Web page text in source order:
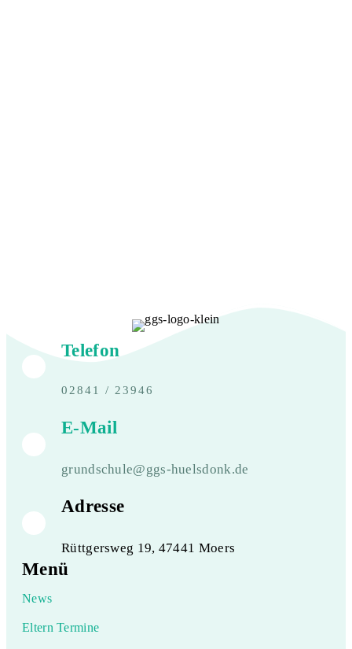
Telefon
02841 / 23946
E-Mail
grundschule@ggs-huelsdonk.de
Adresse
Rüttgersweg 19, 47441 Moers
Menü
News
Eltern Termine